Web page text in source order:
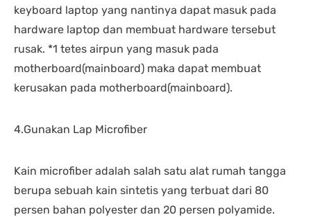
keyboard laptop yang nantinya dapat masuk pada
hardware laptop dan membuat hardware tersebut
rusak. *1 tetes airpun yang masuk pada
motherboard(mainboard) maka dapat membuat
kerusakan pada motherboard(mainboard).
4.Gunakan Lap Microfiber
Kain microfiber adalah salah satu alat rumah tangga
berupa sebuah kain sintetis yang terbuat dari 80
persen bahan polyester dan 20 persen polyamide.